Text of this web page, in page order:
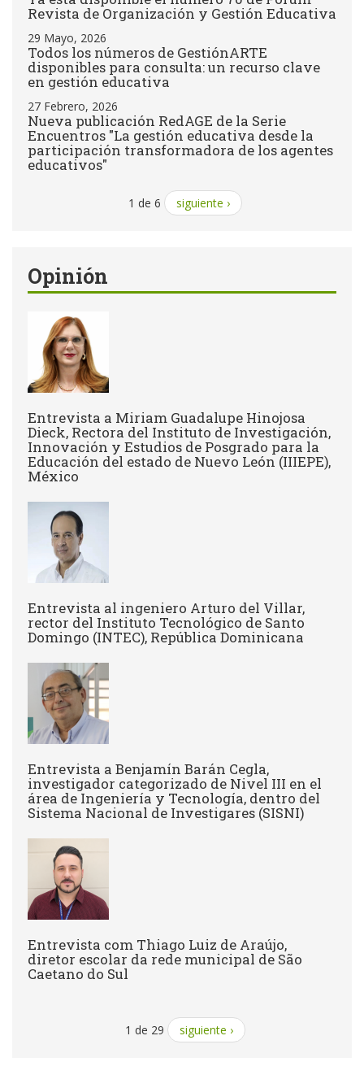
Revista de Organización y Gestión Educativa
29 Mayo, 2026
Todos los números de GestiónARTE
disponibles para consulta: un recurso clave
en gestión educativa
27 Febrero, 2026
Nueva publicación RedAGE de la Serie
Encuentros "La gestión educativa desde la
participación transformadora de los agentes
educativos"
1 de 6 siguiente ›
Opinión
Entrevista a Miriam Guadalupe Hinojosa
Dieck, Rectora del Instituto de Investigación,
Innovación y Estudios de Posgrado para la
Educación del estado de Nuevo León (IIIEPE),
México
Entrevista al ingeniero Arturo del Villar,
rector del Instituto Tecnológico de Santo
Domingo (INTEC), República Dominicana
Entrevista a Benjamín Barán Cegla,
investigador categorizado de Nivel III en el
área de Ingeniería y Tecnología, dentro del
Sistema Nacional de Investigares (SISNI)
Entrevista com Thiago Luiz de Araújo,
diretor escolar da rede municipal de São
Caetano do Sul
1 de 29 siguiente ›